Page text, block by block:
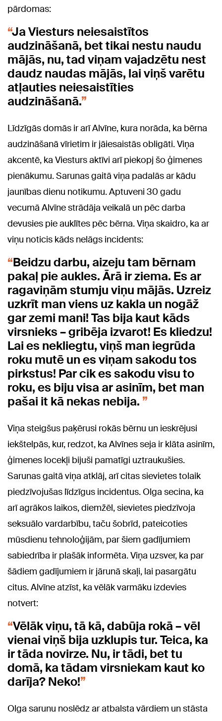
pārdomas:
Ja Viesturs neiesaistītos
audzināšanā, bet tikai nestu naudu
mājās, nu, tad viņam vajadzētu nest
daudz naudas mājās, lai viņš varētu
atļauties neiesaistīties
audzināšanā.
Līdzīgās domās ir arī Alvīne, kura norāda, ka bērna
audzināšanā vīrietim ir jāiesaistās obligāti. Viņa
akcentē, ka Viesturs aktīvi arī piekopj šo ģimenes
pienākumu. Sarunas gaitā viņa padalās ar kādu
jaunības dienu notikumu. Aptuveni 30 gadu
vecumā Alvīne strādāja veikalā un pēc darba
devusies pie auklītes pēc bērna. Viņa skaidro, ka ar
viņu noticis kāds nelāgs incidents:
Beidzu darbu, aizeju tam bērnam
pakaļ pie aukles. Ārā ir ziema. Es ar
ragaviņām stumju viņu mājās. Uzreiz
uzkrīt man viens uz kakla un nogāž
gar zemi mani! Tas bija kaut kāds
virsnieks – gribēja izvarot! Es kliedzu!
Lai es nekliegtu, viņš man iegrūda
roku mutē un es viņam sakodu tos
pirkstus! Par cik es sakodu visu to
roku, es biju visa ar asinīm, bet man
pašai it kā nekas nebija.
Viņa steigšus paķērusi rokās bērnu un ieskrējusi
iekštelpās, kur, redzot, ka Alvīnes seja ir klāta asinīm,
ģimenes locekļi bijuši pamatīgi uztraukušies.
Sarunas gaitā viņa atklāj, arī citas sievietes tolaik
piedzīvojušas līdzīgus incidentus. Olga secina, ka
arī agrākos laikos, diemžēl, sievietes piedzīvoja
seksuālo vardarbību, taču šobrīd, pateicoties
mūsdienu tehnoloģijām, par šiem gadījumiem
sabiedrība ir plašāk informēta. Viņa uzsver, ka par
šādiem gadījumiem ir jārunā skaļi, lai pasargātu
citus. Alvīne atzīst, ka vēlāk varmāku izdevies
notvert:
Vēlāk viņu, tā kā, dabūja rokā – vēl
vienai viņš bija uzklupis tur. Teica, ka
ir tāda novirze. Nu, ir tādi, bet tu
domā, ka tādam virsniekam kaut ko
darīja? Neko!
Olga sarunu noslēdz ar atbalsta vārdiem un stāsta